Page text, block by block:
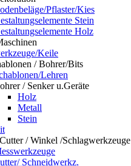
Pflaster/Kies
Stein
Holz
Keile
/ Bohrer/Bits
Lehren
/ Senker u.Geräte
Holz
Metall
Stein
/ Winkel /Schlagwerkzeuge
Schneidwerkz.